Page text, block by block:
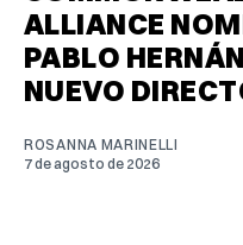
ALLIANCE
PABLO
NUEVO
ROSANNA MARINELLI
7 de agosto de 2026